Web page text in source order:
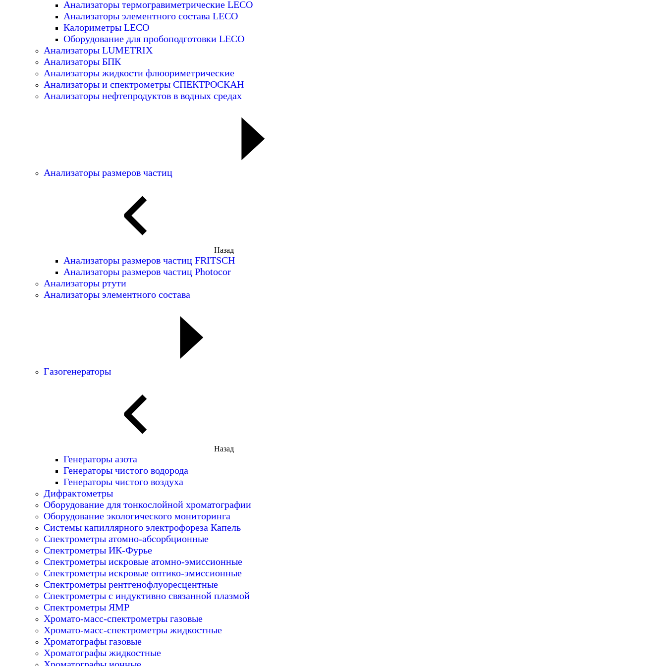
Анализаторы термогравиметрические LECO
Анализаторы элементного состава LECO
Калориметры LECO
Оборудование для пробоподготовки LECO
Анализаторы LUMETRIX
Анализаторы БПК
Анализаторы жидкости флюориметрические
Анализаторы и спектрометры СПЕКТРОСКАН
Анализаторы нефтепродуктов в водных средах
Анализаторы размеров частиц
Назад
Анализаторы размеров частиц FRITSCH
Анализаторы размеров частиц Photocor
Анализаторы ртути
Анализаторы элементного состава
Газогенераторы
Назад
Генераторы азота
Генераторы чистого водорода
Генераторы чистого воздуха
Дифрактометры
Оборудование для тонкослойной хроматографии
Оборудование экологического мониторинга
Системы капиллярного электрофореза Капель
Спектрометры атомно-абсорбционные
Спектрометры ИК-Фурье
Спектрометры искровые атомно-эмиссионные
Спектрометры искровые оптико-эмиссионные
Спектрометры рентгенофлуоресцентные
Спектрометры с индуктивно связанной плазмой
Спектрометры ЯМР
Хромато-масс-спектрометры газовые
Хромато-масс-спектрометры жидкостные
Хроматографы газовые
Хроматографы жидкостные